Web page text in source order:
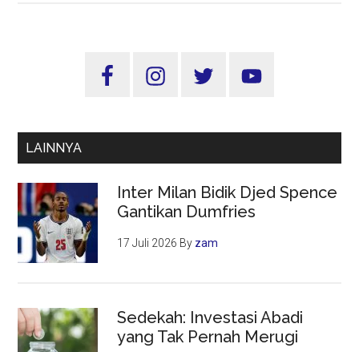
Etika:
Publik
Gratifikasi
Sidebar
LAINNYA
Inter Milan Bidik Djed Spence
Gantikan Dumfries
17 Juli 2026 By zam
Sedekah: Investasi Abadi
yang Tak Pernah Merugi